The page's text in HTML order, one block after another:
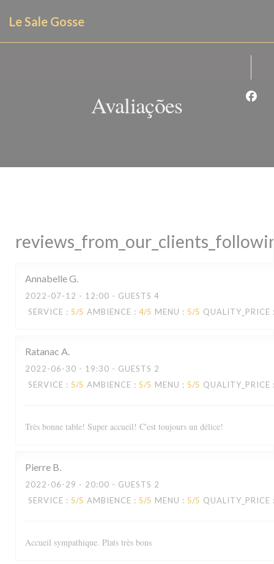
Le Sale Gosse
Avaliações
AnnabelleG
2022-07-12 - 12:00 - GUESTS 4
SERVICE : 5/5 AMBIENCE : 4/5 MENU : 5/5 QUALITY_PRICE
Ratanac A
2022-06-30 - 19:30 - GUESTS 2
SERVICE : 5/5 AMBIENCE : 5/5 MENU : 5/5 QUALITY_PRICE
Très bonne table! Super accueil! C'est toujours un délice!
Pierre B
2022-06-29 - 20:00 - GUESTS 2
SERVICE : 5/5 AMBIENCE : 5/5 MENU : 5/5 QUALITY_PRICE
Accueil sympathique. Plats très bons